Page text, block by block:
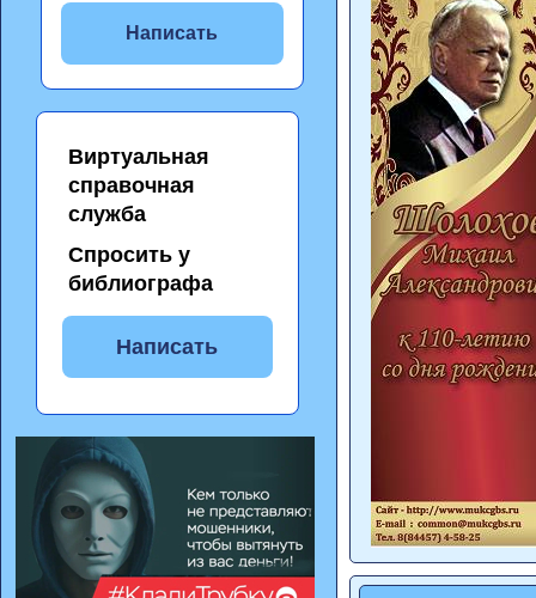
Написать
Виртуальная
справочная
служба
Спросить у
библиографа
Написать